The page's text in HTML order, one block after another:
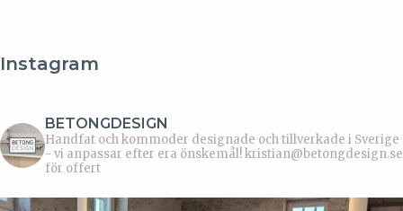
Instagram
BETONGDESIGN
Handfat och kommoder designade och tillverkade i Sverige
- vi anpassar efter era önskemål!kristian@betongdesign.se
för offert